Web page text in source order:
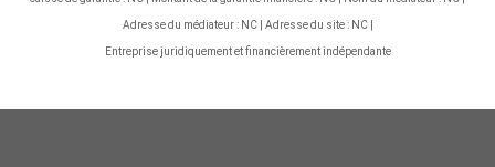
Adresse du médiateur : NC | Adresse du site : NC |
Entreprise juridiquement et financièrement indépendante